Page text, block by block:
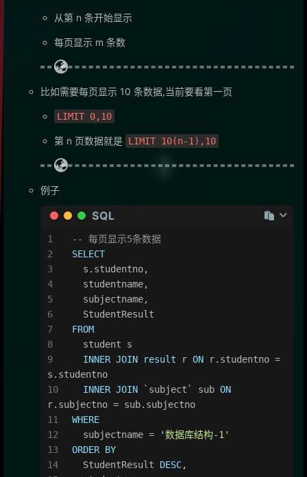
从第 n 条开始显示
每页显示 m 条数
比如需要每页显示 10 条数据,当前要看第一页
LIMIT 0,10
第 n 页数据就是 LIMIT 10(n-1),10
例子
SQL
-- 每页显示5条数据
SELECT
  s.studentno,
  studentname,
  subjectname,
  StudentResult
FROM
  student s
INNER JOIN result r ON r.studentno =
s.studentno
INNER JOIN `subject` sub ON
r.subjectno = sub.subjectno
WHERE
  subjectname
=
'数据库结构-1'
ORDER BY
  StudentResult
DESC,